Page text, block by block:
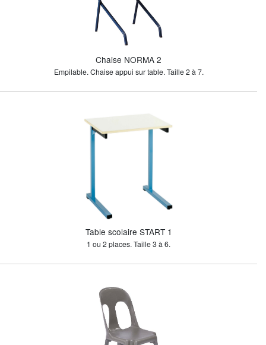
Chaise NORMA 2
Empilable. Chaise appui sur table. Taille 2 à 7.
Table scolaire START 1
1 ou 2 places. Taille 3 à 6.